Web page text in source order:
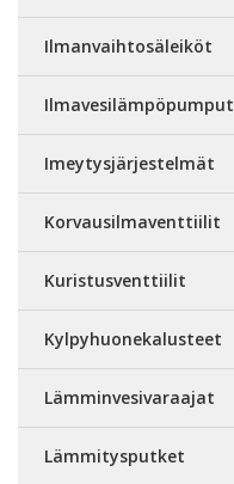
Ilmanvaihtosäleiköt
Ilmavesilämpöpumput
Imeytysjärjestelmät
Korvausilmaventtiilit
Kuristusventtiilit
Kylpyhuonekalusteet
Lämminvesivaraajat
Lämmitysputket